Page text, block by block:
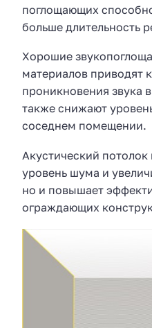
поглощающих
больше длительность
Хорошие
материалов приводят
проникновения звука
также снижают
соседнем помещении.
Акустический
уровень шума и
но и повышает
ограждающих